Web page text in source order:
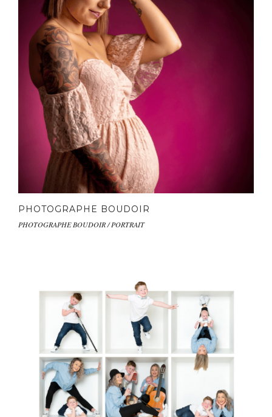
PHOTOGRAPHE BOUDOIR
PHOTOGRAPHE BOUDOIR / PORTRAIT